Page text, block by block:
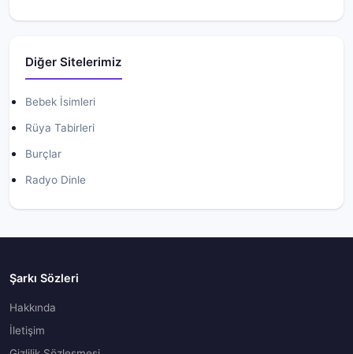
Diğer Sitelerimiz
Bebek İsimleri
Rüya Tabirleri
Burçlar
Radyo Dinle
Şarkı Sözleri
Hakkında
İletişim